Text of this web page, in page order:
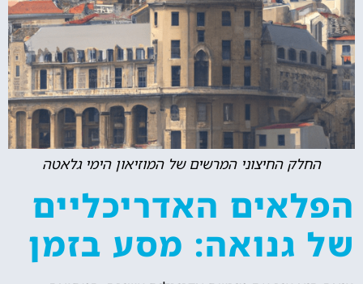
החלק החיצוני המרשים של המוזיאון הימי גלאטה
הפלאים האדריכליים
של גנואה: מסע בזמן